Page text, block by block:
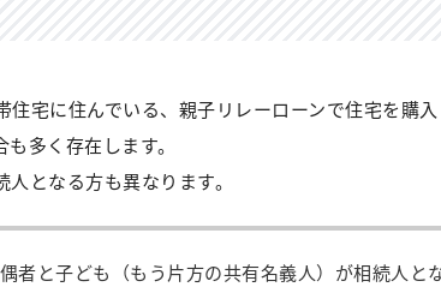
宅に住んでいる、親子リレーローンで住宅を購入
多く存在します。
となる方も異なります。
者と子ども（もう片方の共有名義人）が相続人と